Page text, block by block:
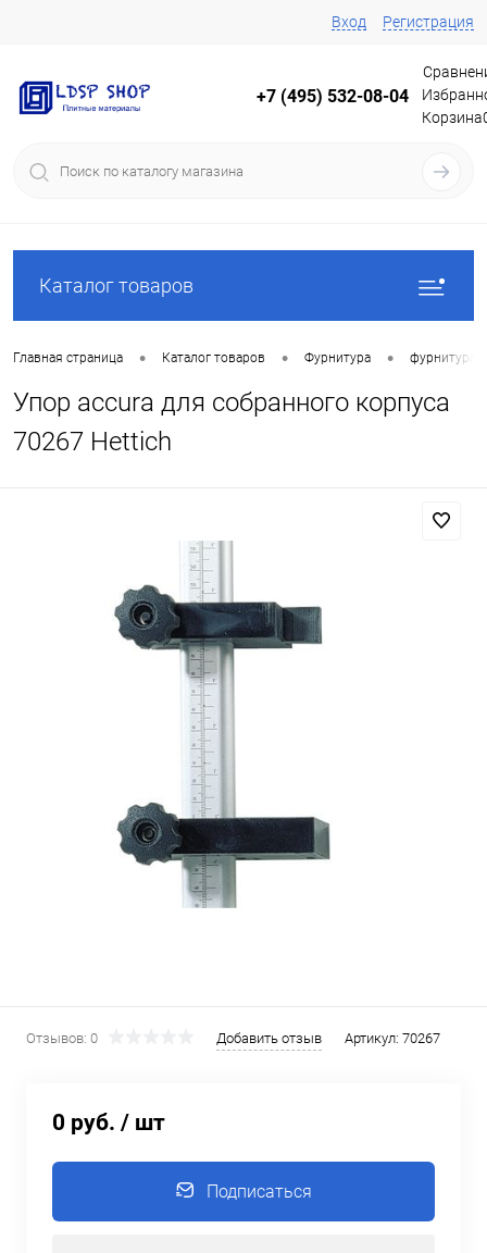
Вход Регистрация
+7 (495) 532-08-04
Корзина
Каталог товаров
Главная страница • Каталог товаров • Фурнитура • фурнитура
Упор accura для собранного корпуса
70267 Hettich
Отзывов: 0 Добавить отзыв Артикул: 70267
0 руб. / шт
Подписаться